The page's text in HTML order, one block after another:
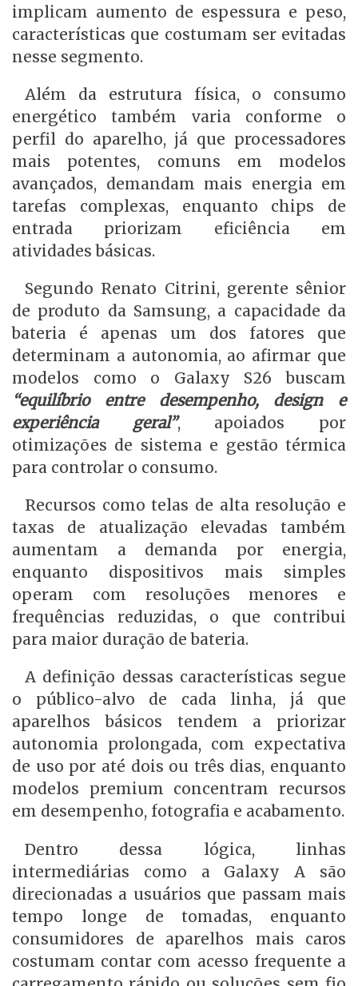
implicam aumento de espessura e peso,
características que costumam ser evitadas
nesse segmento.
Além da estrutura física, o consumo
energético também varia conforme o
perfil do aparelho, já que processadores
mais potentes, comuns em modelos
avançados, demandam mais energia em
tarefas complexas, enquanto chips de
entrada priorizam eficiência em
atividades básicas.
Segundo Renato Citrini, gerente sênior
de produto da Samsung, a capacidade da
bateria é apenas um dos fatores que
determinam a autonomia, ao afirmar que
modelos como o Galaxy S26 buscam
“equilíbrio entre desempenho, design e
experiência geral”, apoiados por
otimizações de sistema e gestão térmica
para controlar o consumo.
Recursos como telas de alta resolução e
taxas de atualização elevadas também
aumentam a demanda por energia,
enquanto dispositivos mais simples
operam com resoluções menores e
frequências reduzidas, o que contribui
para maior duração de bateria.
A definição dessas características segue
o público-alvo de cada linha, já que
aparelhos básicos tendem a priorizar
autonomia prolongada, com expectativa
de uso por até dois ou três dias, enquanto
modelos premium concentram recursos
em desempenho, fotografia e acabamento.
Dentro dessa lógica, linhas
intermediárias como a Galaxy A são
direcionadas a usuários que passam mais
tempo longe de tomadas, enquanto
consumidores de aparelhos mais caros
costumam contar com acesso frequente a